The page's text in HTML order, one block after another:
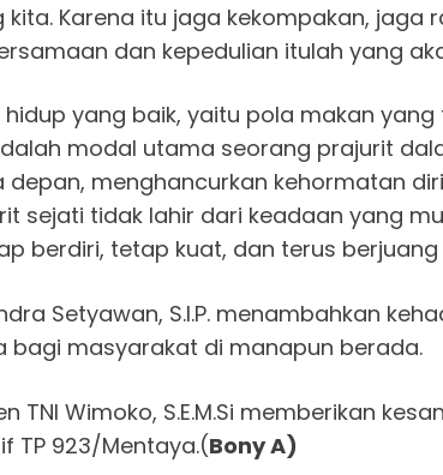
Karena itu jaga kekompakan, jaga
dan kepedulian itulah yang
yang baik, yaitu pola makan
modal utama seorang prajurit
menghancurkan kehormatan
sejati tidak lahir dari keadaan yang
berdiri, tetap kuat, dan terus berjuang
Setyawan, S.I.P. menambahkan
masyarakat di manapun berada.
TNI Wimoko, S.E.M.Si memberikan
TP 923/Mentaya.(Bony A)